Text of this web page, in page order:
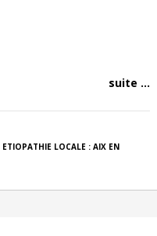
suite ...
ETIOPATHIE LOCALE : AIX EN